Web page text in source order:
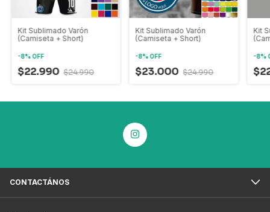
Kit Sublimado Varón
(Camiseta + Short)
-8%OFF
$22.990 $24.990
Kit Sublimado Varón
(Camiseta + Short)
-8%OFF
$23.000 $24.990
Kit
-8%
CONTACTÁNOS